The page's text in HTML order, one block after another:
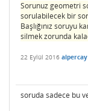
Sorunuz geometri
sorulabilecek bir
Başlığınız soruyu
silmek zorunda
22 Eylül 2016 alpercay
soruda sadece bu